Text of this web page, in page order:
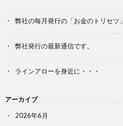
弊社の毎月発行の「お金のトリセツ」
弊社発行の最新通信です。
ラインアローを身近に・・・
アーカイブ
2026年6月